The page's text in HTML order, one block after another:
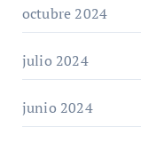
octubre 2024
julio 2024
junio 2024